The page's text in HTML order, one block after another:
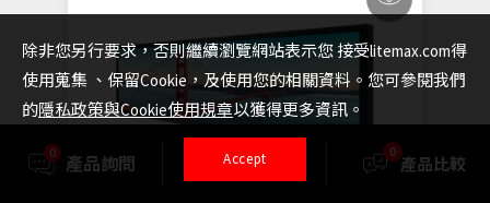
0 產品詢問 產品選擇
0
產品比較
除非您另行要求，否則繼續瀏覽網站表示您 接受litemax.com得
使用蒐集 、保留Cookie，及使用您的相關資料。您可參閱我們
的隱私政策與Cookie使用規章以獲得更多資訊。
Accept